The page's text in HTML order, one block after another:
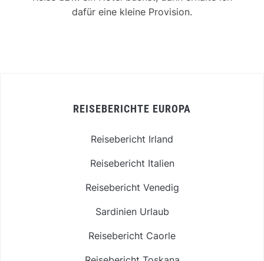
dafür eine kleine Provision.
REISEBERICHTE EUROPA
Reisebericht Irland
Reisebericht Italien
Reisebericht Venedig
Sardinien Urlaub
Reisebericht Caorle